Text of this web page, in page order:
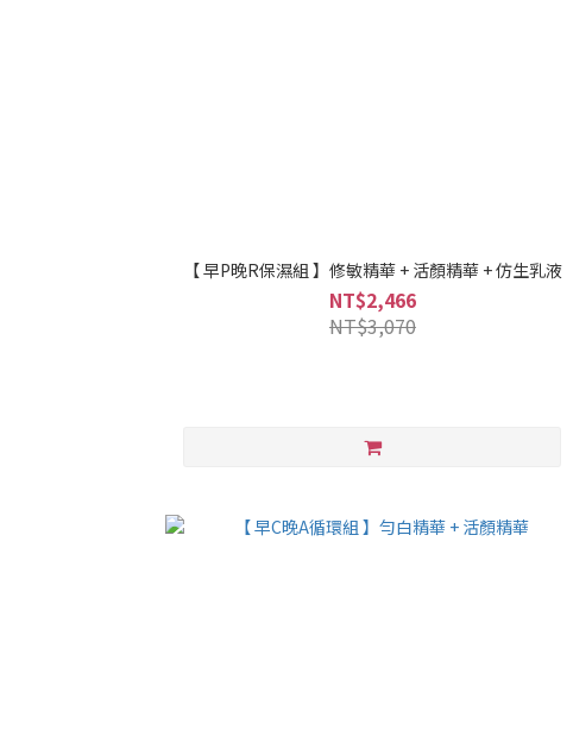
【 早P晚R保濕組 】修敏精華 + 活顏精華 + 仿生乳液
NT$2,466
NT$3,070